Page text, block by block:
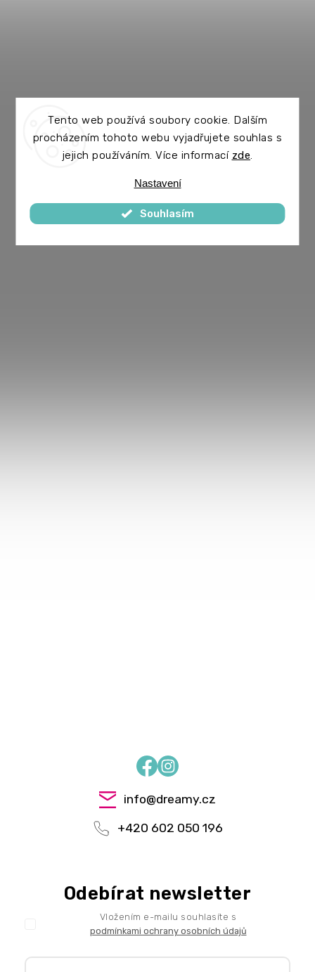
Tento web používá soubory cookie. Dalším
procházením tohoto webu vyjadřujete souhlas s
jejich používáním. Více informací zde.
Nastavení
Souhlasím
FacebookInstagram
info@dreamy.cz
+420 602 050 196
Odebírat newsletter
Vložením e-mailu souhlasíte s
podmínkami ochrany osobních údajů